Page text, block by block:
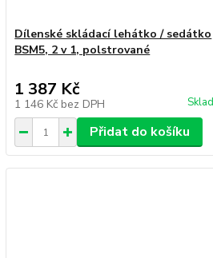
Dílenské skládací lehátko / sedátko
BSM5, 2 v 1, polstrované
1 387 Kč
1 146 Kč bez DPH
Přidat do košíku